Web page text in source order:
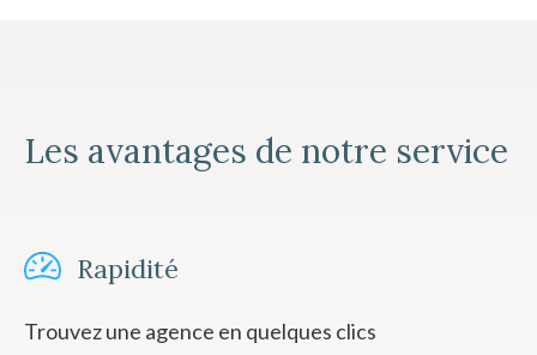
Les avantages de notre service
Rapidité
Trouvez une agence en quelques clics